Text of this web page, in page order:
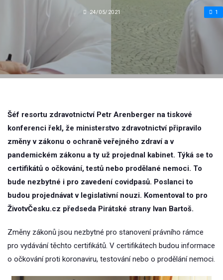
24/05/2021 1
Šéf resortu zdravotnictví Petr Arenberger na tiskové
konferenci řekl, že ministerstvo zdravotnictví připravilo
změny v zákonu o ochraně veřejného zdraví a v
pandemickém zákonu a ty už projednal kabinet. Týká se to
certifikátů o očkování, testů nebo prodělané nemoci. To
bude nezbytné i pro zavedení covidpasů. Poslanci to
budou projednávat v legislativní nouzi. Komentoval to pro
ŽivotvČesku.cz předseda Pirátské strany Ivan Bartoš.
Změny zákonů jsou nezbytné pro stanovení právního rámce
pro vydávání těchto certifikátů. V certifikátech budou informace
o očkování proti koronaviru, testování nebo o prodělání nemoci.